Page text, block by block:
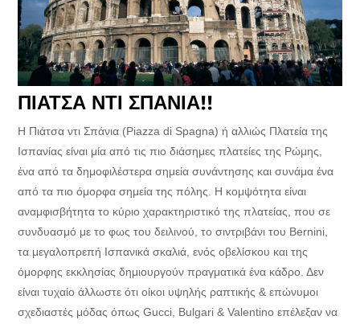
ΠΙΑΤΣΑ ΝΤΙ ΣΠΑΝΙΑ!!
Η Πιάτσα ντι Σπάνια (Piazza di Spagna) ή αλλιώς Πλατεία της
Ισπανίας είναι μία από τις πιο διάσημες πλατείες της Ρώμης,
ένα από τα δημοφιλέστερα σημεία συνάντησης και συνάμα ένα
από τα πιο όμορφα σημεία της πόλης. Η κομψότητα είναι
αναμφισβήτητα το κύριο χαρακτηριστικό της πλατείας, που σε
συνδυασμό με το φως του δειλινού, το σιντριβάνι του Bernini,
τα μεγαλοπρεπή Ισπανικά σκαλιά, ενός οβελίσκου και της
όμορφης εκκλησίας δημιουργούν πραγματικά ένα κάδρο. Δεν
είναι τυχαίο άλλωστε ότι οίκοι υψηλής ραπτικής & επώνυμοι
σχεδιαστές μόδας όπως Gucci, Bulgari & Valentino επέλεξαν να